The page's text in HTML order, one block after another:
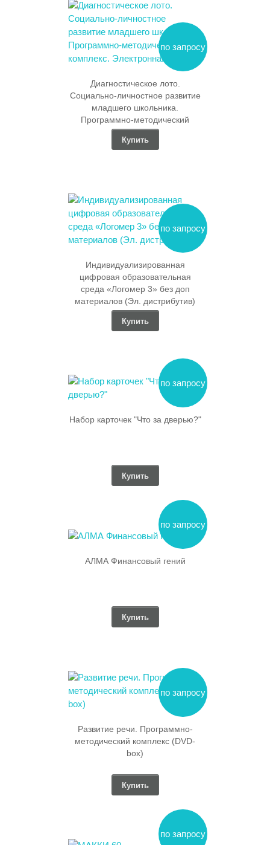
по запросу
Диагностическое лото.
Социально-личностное развитие
младшего школьника.
Программно-методический
комплекс. Электронная версия
Купить
по запросу
Индивидуализированная
цифровая образовательная
среда «Логомер 3» без доп
материалов (Эл. дистрибутив)
Купить
по запросу
Набор карточек "Что за дверью?"
Купить
по запросу
АЛМА Финансовый гений
Купить
по запросу
Развитие речи. Программно-
методический комплекс (DVD-
box)
Купить
по запросу